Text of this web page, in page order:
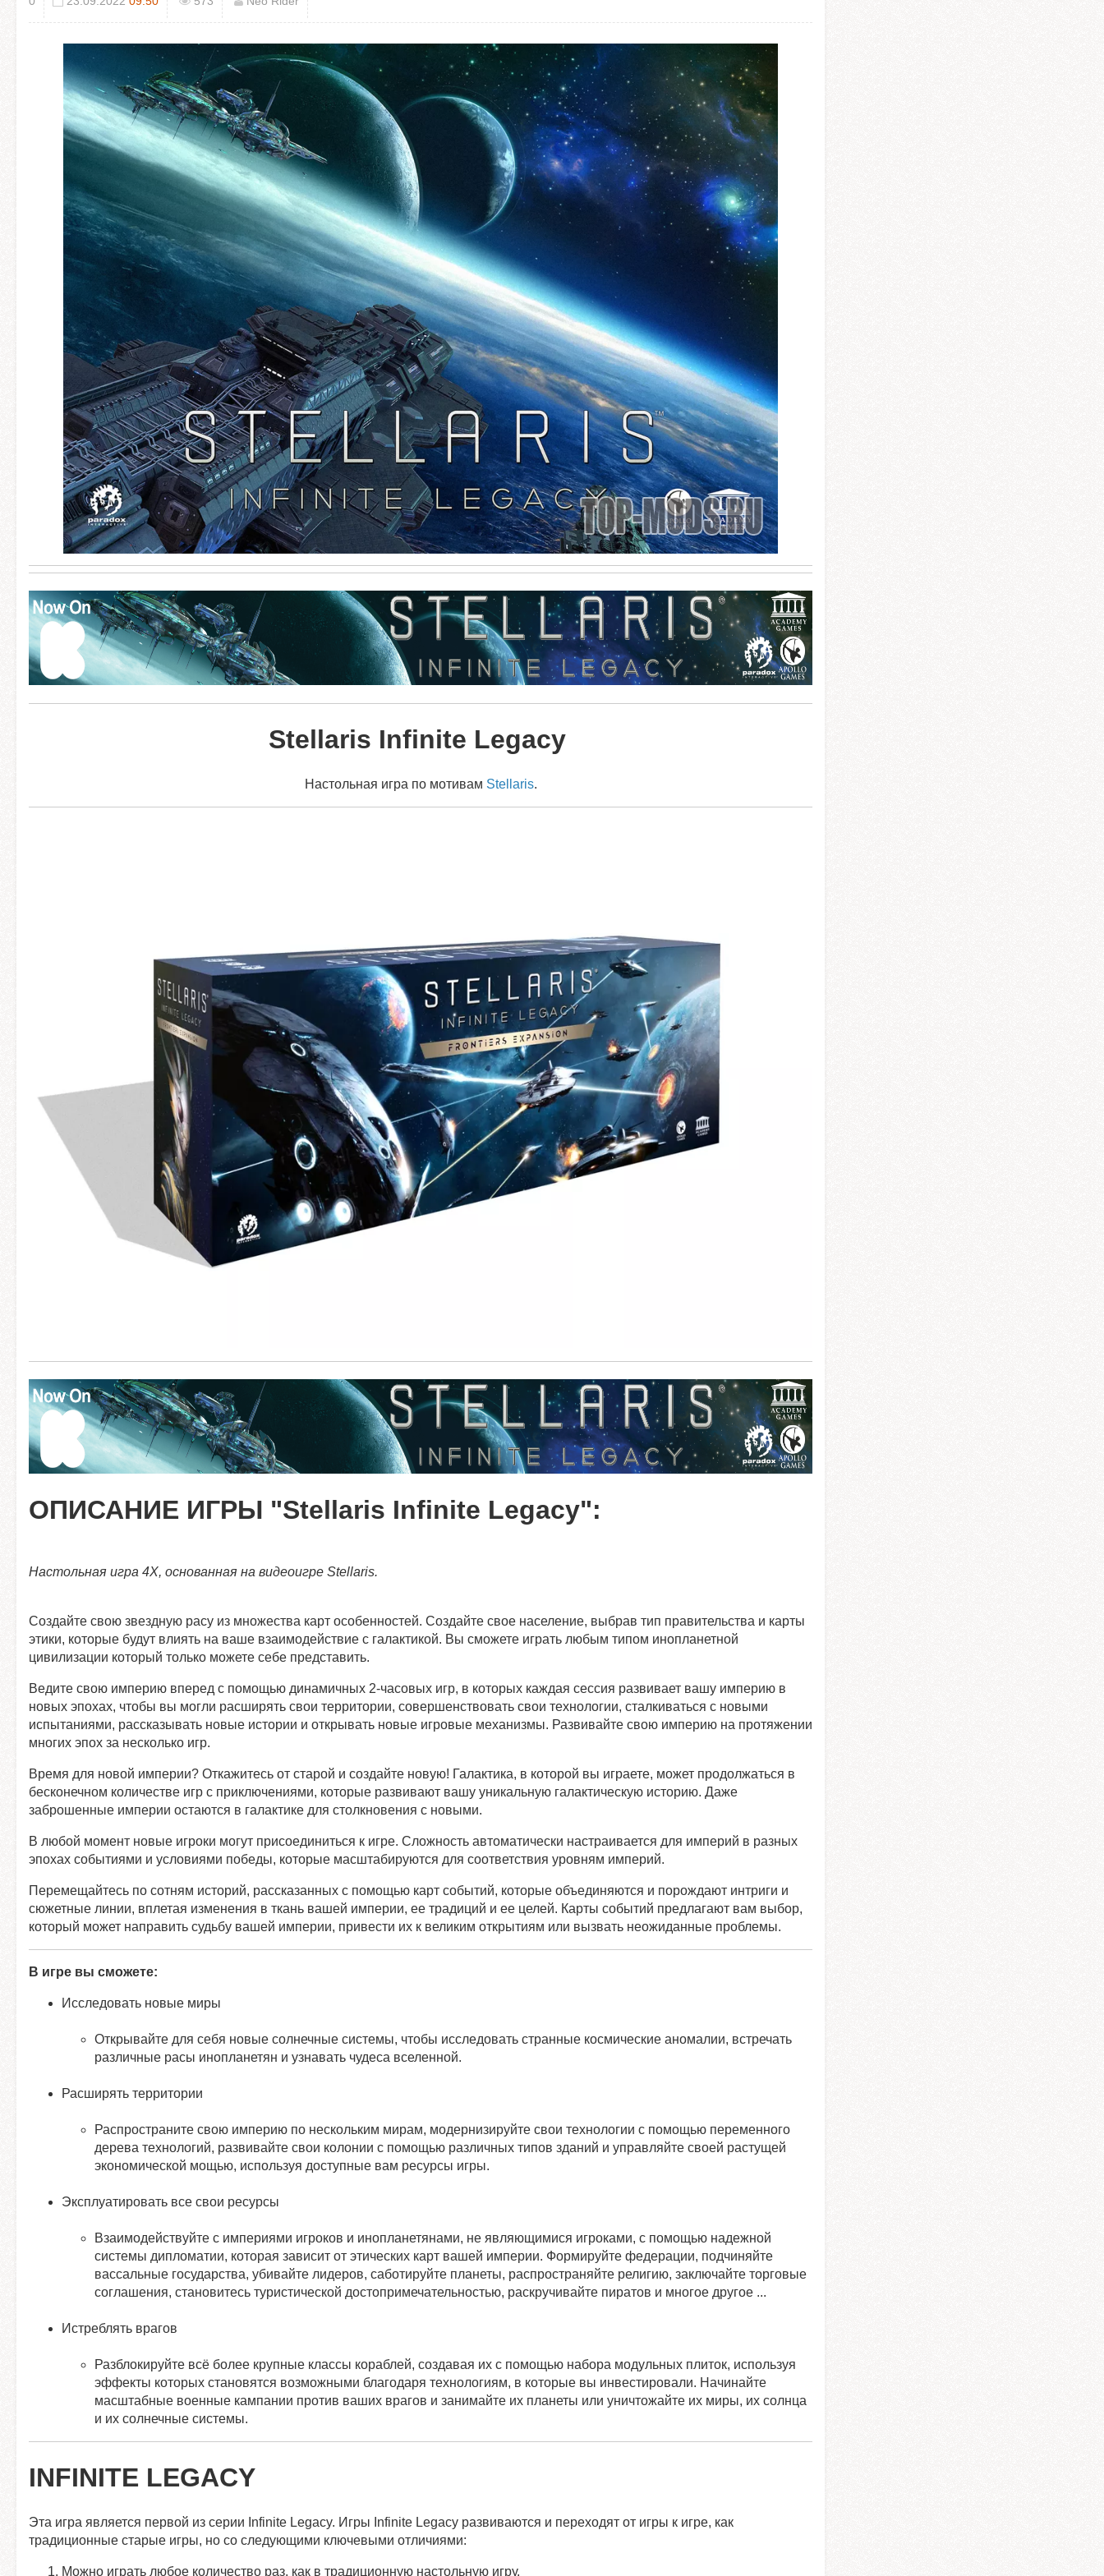
Stellaris Infinite Legacy
Настольная игра по мотивам Stellaris.
ОПИСАНИЕ ИГРЫ "Stellaris Infinite Legacy":
Настольная игра 4X, основанная на видеоигре Stellaris.
Создайте свою звездную расу из множества карт особенностей. Создайте свое население, выбрав тип правительства и карты
этики, которые будут влиять на ваше взаимодействие с галактикой. Вы сможете играть любым типом инопланетной
цивилизации который только можете себе представить.
Ведите свою империю вперед с помощью динамичных 2-часовых игр, в которых каждая сессия развивает вашу империю в
новых эпохах, чтобы вы могли расширять свои территории, совершенствовать свои технологии, сталкиваться с новыми
испытаниями, рассказывать новые истории и открывать новые игровые механизмы. Развивайте свою империю на протяжении
многих эпох за несколько игр.
Время для новой империи? Откажитесь от старой и создайте новую! Галактика, в которой вы играете, может продолжаться в
бесконечном количестве игр с приключениями, которые развивают вашу уникальную галактическую историю. Даже
заброшенные империи остаются в галактике для столкновения с новыми.
В любой момент новые игроки могут присоединиться к игре. Сложность автоматически настраивается для империй в разных
эпохах событиями и условиями победы, которые масштабируются для соответствия уровням империй.
Перемещайтесь по сотням историй, рассказанных с помощью карт событий, которые объединяются и порождают интриги и
сюжетные линии, вплетая изменения в ткань вашей империи, ее традиций и ее целей. Карты событий предлагают вам выбор,
который может направить судьбу вашей империи, привести их к великим открытиям или вызвать неожиданные проблемы.
В игре вы сможете:
Исследовать новые миры
Открывайте для себя новые солнечные системы, чтобы исследовать странные космические аномалии, встречать
различные расы инопланетян и узнавать чудеса вселенной.
Расширять территории
Распространите свою империю по нескольким мирам, модернизируйте свои технологии с помощью переменного
дерева технологий, развивайте свои колонии с помощью различных типов зданий и управляйте своей растущей
экономической мощью, используя доступные вам ресурсы игры.
Эксплуатировать все свои ресурсы
Взаимодействуйте с империями игроков и инопланетянами, не являющимися игроками, с помощью надежной
системы дипломатии, которая зависит от этических карт вашей империи. Формируйте федерации, подчиняйте
вассальные государства, убивайте лидеров, саботируйте планеты, распространяйте религию, заключайте торговые
соглашения, становитесь туристической достопримечательностью, раскручивайте пиратов и многое другое ...
Истреблять врагов
Разблокируйте всё более крупные классы кораблей, создавая их с помощью набора модульных плиток, используя
эффекты которых становятся возможными благодаря технологиям, в которые вы инвестировали. Начинайте
масштабные военные кампании против ваших врагов и занимайте их планеты или уничтожайте их миры, их солнца
и их солнечные системы.
INFINITE LEGACY
Эта игра является первой из серии Infinite Legacy. Игры Infinite Legacy развиваются и переходят от игры к игре, как
традиционные старые игры, но со следующими ключевыми отличиями:
Можно играть любое количество раз, как в традиционную настольную игру.